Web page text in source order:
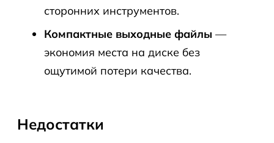
сторонних инструментов.
Компактные выходные файлы —
экономия места на диске без
ощутимой потери качества.
Недостатки